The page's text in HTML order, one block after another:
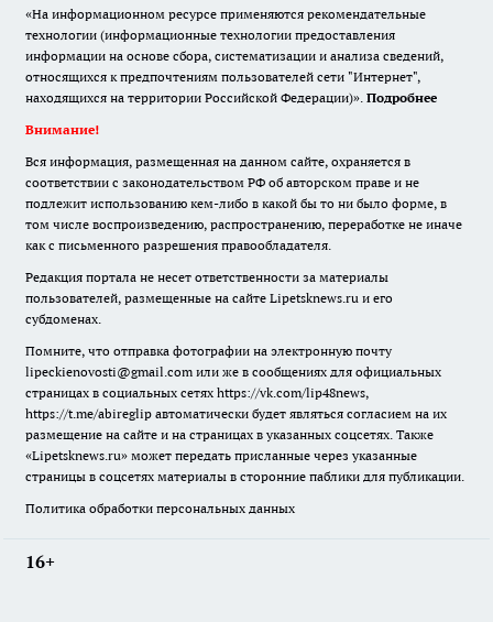
«На информационном ресурсе применяются рекомендательные
технологии (информационные технологии предоставления
информации на основе сбора, систематизации и анализа сведений,
относящихся к предпочтениям пользователей сети "Интернет",
находящихся на территории Российской Федерации)». Подробнее
Внимание!
Вся информация, размещенная на данном сайте, охраняется в
соответствии с законодательством РФ об авторском праве и не
подлежит использованию кем-либо в какой бы то ни было форме, в
том числе воспроизведению, распространению, переработке не иначе
как с письменного разрешения правообладателя.
Редакция портала не несет ответственности за материалы
пользователей, размещенные на сайте Lipetsknews.ru и его
субдоменах.
Помните, что отправка фотографии на электронную почту
lipeckienovosti@gmail.com или же в сообщениях для официальных
страницах в социальных сетях https://vk.com/lip48news,
https://t.me/abireglip автоматически будет являться согласием на их
размещение на сайте и на страницах в указанных соцсетях. Также
«Lipetsknews.ru» может передать присланные через указанные
страницы в соцсетях материалы в сторонние паблики для публикации.
Политика обработки персональных данных
16+